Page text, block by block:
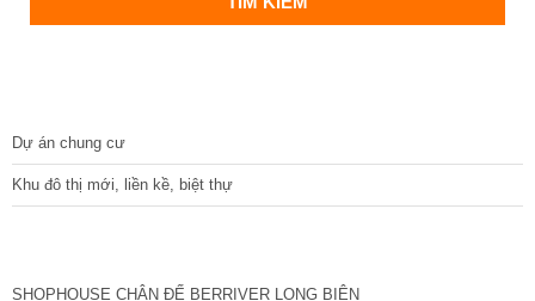
Dự án chung cư
Khu đô thị mới, liền kề, biệt thự
SHOPHOUSE CHÂN ĐẾ BERRIVER LONG BIÊN